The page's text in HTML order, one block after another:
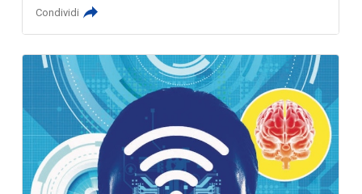
Condividi